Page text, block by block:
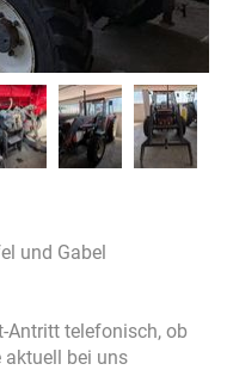
und Gabel
Antritt telefonisch, ob
aktuell bei uns